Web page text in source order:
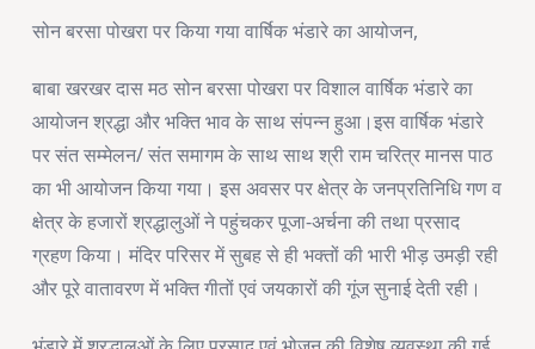
सोन बरसा पोखरा पर किया गया वार्षिक भंडारे का आयोजन,
बाबा खरखर दास मठ सोन बरसा पोखरा पर विशाल वार्षिक भंडारे का
आयोजन श्रद्धा और भक्ति भाव के साथ संपन्न हुआ।इस वार्षिक भंडारे
पर संत सम्मेलन/ संत समागम के साथ साथ श्री राम चरित्र मानस पाठ
का भी आयोजन किया गया। इस अवसर पर क्षेत्र के जनप्रतिनिधि गण व
क्षेत्र के हजारों श्रद्धालुओं ने पहुंचकर पूजा-अर्चना की तथा प्रसाद
ग्रहण किया। मंदिर परिसर में सुबह से ही भक्तों की भारी भीड़ उमड़ी रही
और पूरे वातावरण में भक्ति गीतों एवं जयकारों की गूंज सुनाई देती रही।